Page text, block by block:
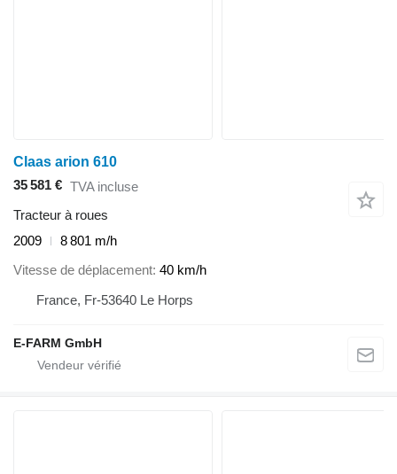
Claas arion 610
35 581 € TVA incluse
Tracteur à roues
2009
8 801 m/h
Vitesse de déplacement 40 km/h
France, Fr-53640 Le Horps
E-FARM GmbH